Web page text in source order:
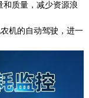
和质量，减少资源浪
机的自动驾驶，进一